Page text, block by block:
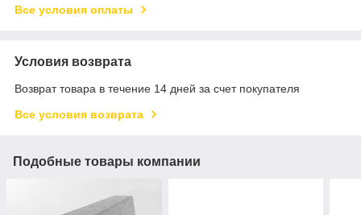
Все условия оплаты
Условия возврата
Возврат товара в течение 14 дней за счет покупателя
Все условия возврата
Подобные товары компании